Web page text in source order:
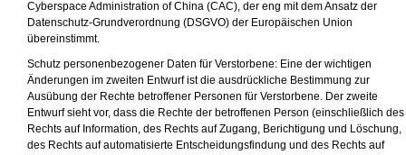
Cyberspace Administration of China (CAC), der eng mit dem Ansatz der
Datenschutz-Grundverordnung (DSGVO) der Europäischen Union
übereinstimmt.
Schutz personenbezogener Daten für Verstorbene: Eine der wichtigen
Änderungen im zweiten Entwurf ist die ausdrückliche Bestimmung zur
Ausübung der Rechte betroffener Personen für Verstorbene. Der zweite
Entwurf sieht vor, dass die Rechte der betroffenen Person (einschließlich des
Rechts auf Information, des Rechts auf Zugang, Berichtigung und Löschung,
des Rechts auf automatisierte Entscheidungsfindung und des Rechts auf